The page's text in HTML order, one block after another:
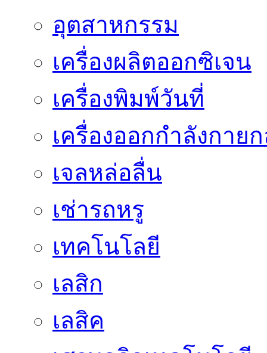
อุตสาหกรรม
เครื่องผลิตออกซิเจน
เครื่องพิมพ์วันที่
เครื่องออกกำลังกาย
เจลหล่อลื่น
เช่ารถหรู
เทคโนโลยี
เลสิก
เลสิค